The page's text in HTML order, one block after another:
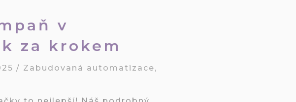
v
za krokem
/ Zabudovaná automatizace,